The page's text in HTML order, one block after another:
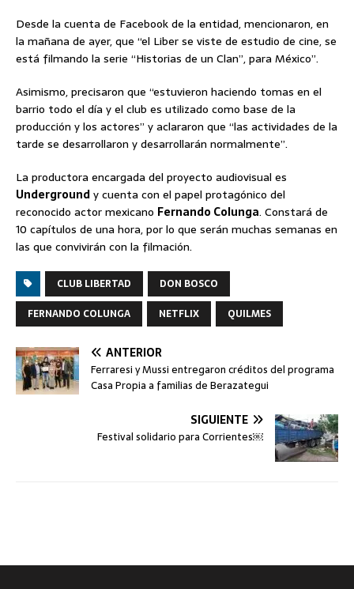
Desde la cuenta de Facebook de la entidad, mencionaron, en
la mañana de ayer, que “el Liber se viste de estudio de cine, se
está filmando la serie “Historias de un Clan”, para México”.
Asimismo, precisaron que “estuvieron haciendo tomas en el
barrio todo el día y el club es utilizado como base de la
producción y los actores” y aclararon que “las actividades de la
tarde se desarrollaron y desarrollarán normalmente”.
La productora encargada del proyecto audiovisual es
Undergroundy cuenta con el papel protagónico del
reconocido actor mexicano Fernando Colunga. Constará de
10 capítulos de una hora, por lo que serán muchas semanas en
las que convivirán con la filmación.
CLUB LIBERTAD
DON BOSCO
FERNANDO COLUNGA
NETFLIX QUILMES
ANTERIOR
Ferraresi y Mussi entregaron créditos del programa
Casa Propia a familias de Berazategui
SIGUIENTE
Festival solidario para Corrientes￼